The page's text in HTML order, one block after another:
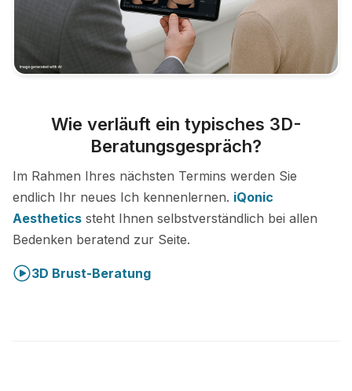
Wie verläuft ein typisches 3D-
Beratungsgespräch?
Im Rahmen Ihres nächsten Termins werden Sie
endlich Ihr neues Ich kennenlernen. iQonic
Aesthetics steht Ihnen selbstverständlich bei allen
Bedenken beratend zur Seite.
3D Brust-Beratung